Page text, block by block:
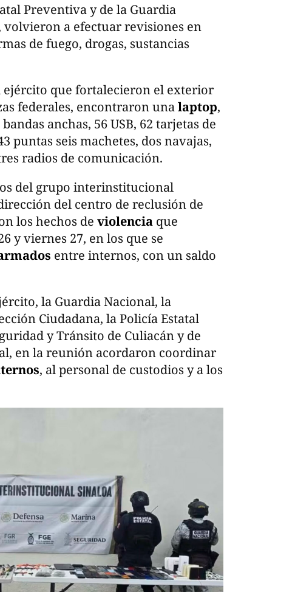
Preventiva y de la Guardia
a efectuar revisiones en
de fuego, drogas, sustancias
ejército que fortalecieron el exterior
federales, encontraron unalaptop,
anchas, 56 USB, 62 tarjetas de
puntas seis machetes, dos navajas,
radios de comunicación.
del grupo interinstitucional
del centro de reclusión de
los hechos de violencia que
y viernes 27, en los que se
entre internos, con un saldo
la Guardia Nacional, la
Ciudadana, la Policía Estatal
y Tránsito de Culiacán y de
en la reunión acordaron coordinar
, al personal de custodios y a los